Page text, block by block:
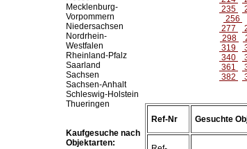
Mecklenburg-
Vorpommern
Niedersachsen
Nordrhein-
Westfalen
Rheinland-Pfalz
Saarland
Sachsen
Sachsen-Anhalt
Schleswig-Holstein
Thueringen
Kaufgesuche nach
Objektarten:
235
256
277
298
319
340
361
382
Ref-Nr Gesuchte